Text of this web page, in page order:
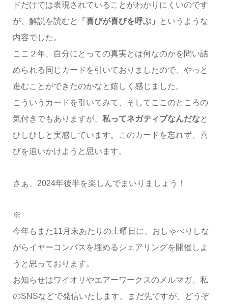
ドだけでは表現されていることがわかりにくいのです
が、解説を読むと
「喜びが喜びを呼ぶ」
というような
内容でした。
ここ２年、自分にとっての真実とは何なのかを問い詰
められる同じカードを引いておりましたので、やっと
進むことができたのかなと嬉しく感じました。
こういうカードを引いてみて、そしてここのところの
気付きでもありますが、 私ってネガティブなんだなと
ひしひしと実感しています。このカードを忘れず、喜
びを追いかけようと思います。
さぁ、2024年後半を楽しんでまいりましょう！
※
今年もまた11月末あたりの土曜日に、おしゃべりしな
がらイヤーコンパスを埋めるシェアリングを開催しよ
うと思っております。
お知らせはワイオリやエアーワークスのメルマガ、私
のSNSなどで発信いたします。まだ先ですが、どうぞ